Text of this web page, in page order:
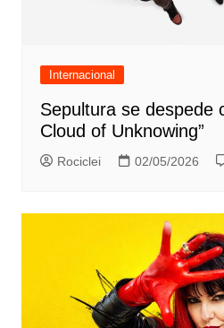
Internacional
Sepultura se despede
Cloud of Unknowing”
Rociclei 02/05/2026